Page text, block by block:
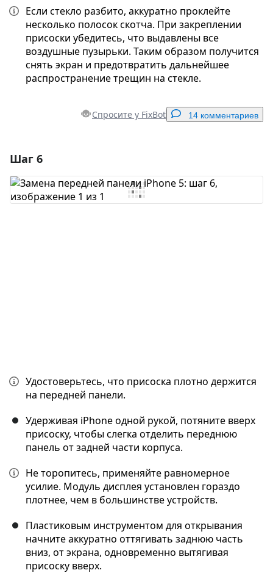
Если стекло разбито, аккуратно проклейте
несколько полосок скотча. При закреплении
присоски убедитесь, что выдавлены все
воздушные пузырьки. Таким образом получится
снять экран и предотвратить дальнейшее
распространение трещин на стекле.
Спросите у FixBot 14 комментариев
Добавить комментарий
Шаг 6
Удостоверьтесь, что присоска плотно держится
на передней панели.
Удерживая iPhone одной рукой, потяните вверх
присоску, чтобы слегка отделить переднюю
панель от задней части корпуса.
Не торопитесь, применяйте равномерное
усилие. Модуль дисплея установлен гораздо
плотнее, чем в большинстве устройств.
Пластиковым инструментом для открывания
начните аккуратно оттягивать заднюю часть
вниз, от экрана, одновременно вытягивая
присоску вверх.